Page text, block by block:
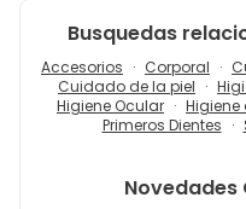
Busquedas
Accesorios Corporal
Cuidado de la piel
Higiene Ocular
Higiene
Primeros Dientes
Novedades